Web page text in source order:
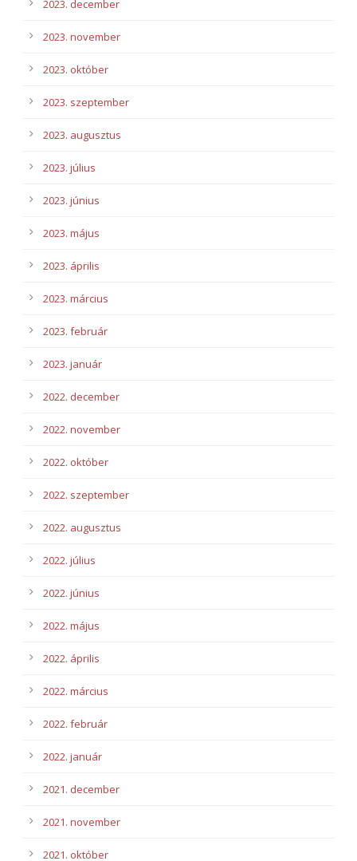
2023. december
2023. november
2023. október
2023. szeptember
2023. augusztus
2023. július
2023. június
2023. május
2023. április
2023. március
2023. február
2023. január
2022. december
2022. november
2022. október
2022. szeptember
2022. augusztus
2022. július
2022. június
2022. május
2022. április
2022. március
2022. február
2022. január
2021. december
2021. november
2021. október